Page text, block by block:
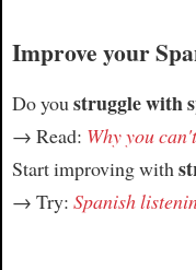
Improve your
Do youstruggle with
→ Read: Why you
Start improving with
→ Try: Spanish